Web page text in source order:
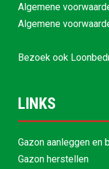
Algemene
Algemene
Bezoek ook
LINKS
Gazon aanleggen en
Gazon herstellen